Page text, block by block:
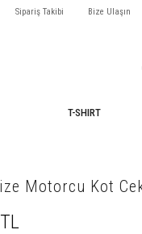
Sipariş Takibi Bize Ulaşın
T-SHIRT
Motorcu Kot